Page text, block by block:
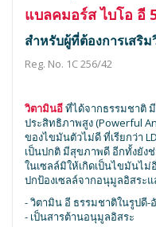
แบลคมอร์ส ไบโอ อี
สำหรับผู้ที่ต้องการเสริ
Reg. No. 1C 256/42
วิตามินอีที่ได้จากธรรมชาติ
ประสิทธิภาพสูง (Powerful
ของไขมันตัวไม่ดี ที่เรียกว่า
เป็นปกติ มีสุขภาพดี อีกทั้งยัง
ในเซลล์มิให้เกิดเป็นไขมันไ
ปกป้องเซลล์จากอนุมูลอิสระ
- วิตามิน อี ธรรมชาติในรูปดี-
- เป็นสารต้านอนุมูลอิสระ